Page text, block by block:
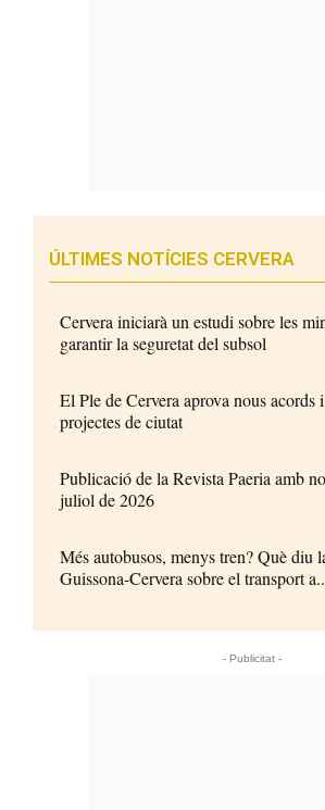
ÚLTIMES NOTÍCIES CERVERA
Cervera iniciarà un estudi sobre les
garantir la seguretat del subsol
El Ple de Cervera aprova nous acords
projectes de ciutat
Publicació de la Revista Paeria amb
juliol de 2026
Més autobusos, menys tren? Què diu
Guissona-Cervera sobre el transport
- Publicitat -